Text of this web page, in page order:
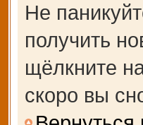
Не
получить
щёлкните
скоро вы